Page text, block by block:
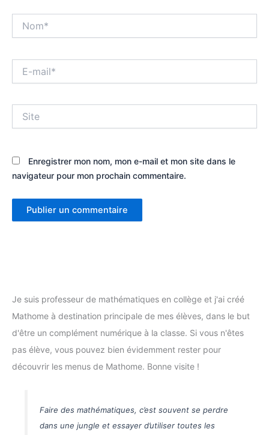
mail*
Enregistrer mon nom, mon e-mail et mon site dans le
navigateur pour mon prochain commentaire.
Je suis professeur de mathématiques en collège et j'ai créé
Mathome à destination principale de mes élèves, dans le but
d'être un complément numérique à la classe. Si vous n'êtes
pas élève, vous pouvez bien évidemment rester pour
découvrir les menus de Mathome. Bonne visite !
Faire des mathématiques, c’est souvent se perdre
dans une jungle et essayer d’utiliser toutes les